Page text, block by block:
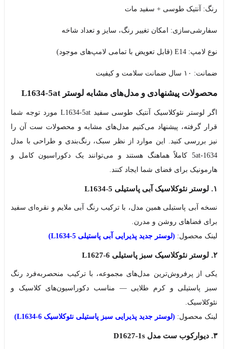
رنگ: آنتیک طوسی + سفید مات
سفارشی‌سازی: امکان تغییر رنگ، سایز و تعداد شاخه
نوع لامپ: E14 (قابل تعویض با تمامی لامپ‌های موجود)
ضمانت: ۱۰ سال ضمانت سلامت و کیفیت
محصولات پیشنهادی و مدل‌های مشابه لوستر L1634-5at
اگر لوستر نئوکلاسیک آنتیک طوسی سفید L1634-5at مورد توجه شما
قرار گرفته، پیشنهاد می‌کنیم مدل‌های مشابه و محصولات ست آن را
نیز بررسی کنید. این موارد از نظر سبک، رنگ‌بندی و طراحی با مدل
1634-5at کاملاً هماهنگ هستند و می‌توانند یک دکوراسیون کامل و
هارمونیک برای فضای شما ایجاد کنند.
۱. لوستر نئوکلاسیک آبی پاستیلی L1634-5
نسخه‌ آبی پاستیلی همین مدل، با ترکیب رنگ آبی ملایم و نقره‌ای سفید
برای فضاهای روشن و مدرن.
لینک محصول: (لوستر جدید پذیرایی آبی پاستیلی L1634-5)
۲. لوستر نئوکلاسیک سبز پاستیلی L1627-6
یکی از پرفروش‌ترین مدل‌های مجموعه، با ترکیب منحصربه‌فرد رنگ
سبز پاستیلی و کرم طلایی — مناسب دکوراسیون‌های کلاسیک و
نئوکلاسیک.
لینک محصول: (لوستر جدید پذیرایی سبز پاستیلی نئوکلاسیک L1634-6)
۳. دیوارکوب ست مدل D1627-1s